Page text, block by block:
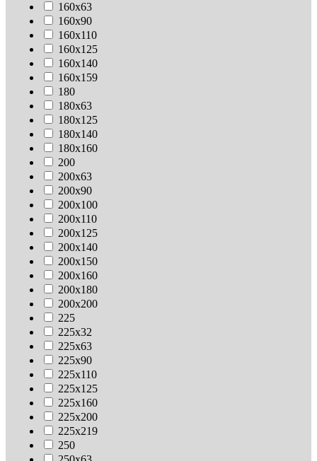
160х63
160х90
160х110
160х125
160х140
160х159
180
180х63
180х125
180х140
180х160
200
200х63
200х90
200х100
200х110
200х125
200х140
200х150
200х160
200х180
200х200
225
225х32
225х63
225х90
225х110
225х125
225х160
225х200
225х219
250